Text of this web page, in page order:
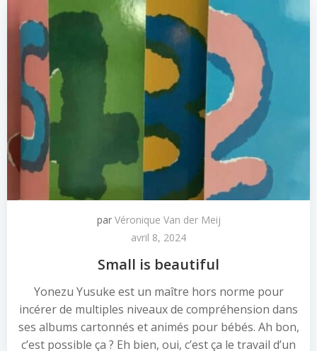
par Véronique Van der Meij
avril 8, 2024
Small is beautiful
Yonezu Yusuke est un maître hors norme pour
incérer de multiples niveaux de compréhension dans
ses albums cartonnés et animés pour bébés. Ah bon,
c’est possible ça ? Eh bien, oui, c’est ça le travail d’un